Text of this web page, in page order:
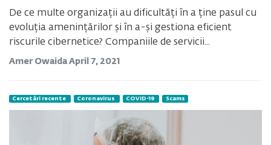
De ce multe organizații au dificultăți în a ține pasul cu
evoluția amenințărilor și în a-și gestiona eficient
riscurile cibernetice? Companiile de servicii...
Amer Owaida April 7, 2021
Cercetări recente Coronavirus COVID-19 Scams